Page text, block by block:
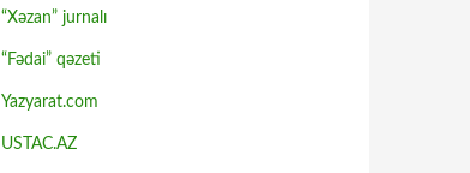
“Xəzan” jurnalı
“Fədai” qəzeti
Yazyarat.com
USTAC.AZ